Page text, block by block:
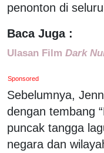
penonton di
Baca Juga :
Ulasan Film Dark
Sponsored
Sebelumnya,
dengan tembang
puncak tangga
negara dan